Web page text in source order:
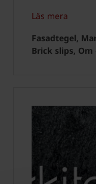
Läs mera
Fasadtegel,
Brick slips, Om